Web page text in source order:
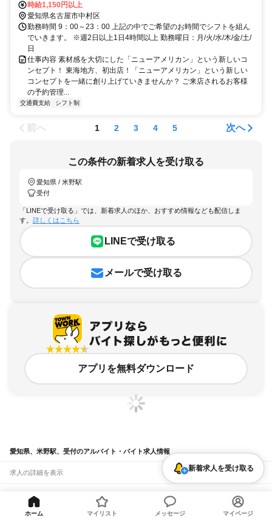
名古屋12番口徒歩約1分、名鉄名古屋本線/名鉄空港線 名鉄名古屋北
改札口徒歩約2分
時給1,150円以上
愛知県名古屋市中村区
勤務時間 9：00～23：00 上記の中でご希望のお時間でシフトを組ん
でいきます。 ※週2日以上1日4時間以上 勤務曜日：月/火/水/木/金/土/
日
仕事内容 素材感を大切にした「ニューアメリカン」という新しいコ
ンセプト！ 東海地方、初出店！「ニューアメリカン」という新しい
コンセプトを一緒に創り上げていきませんか？ ご来店されるお客様
の予約管理...
交通費支給 シフト制
前へ 1 2 3 4 5 次へ
この条件の新着求人を受け取る
愛知県 / 米野駅
受付
「LINEで受け取る」では、新着求人のほか、おすすめ情報なども配信しま
す。 詳しくはこちら
LINEで受け取る
メールで受け取る
アプリを無料ダウンロード
愛知県、米野駅、受付のアルバイト・バイト求人情報
求人の詳細を表示
市区町村を追加・変更
関連キーワード
新着求人を受け取る
ホーム マイリスト メッセージ マイページ